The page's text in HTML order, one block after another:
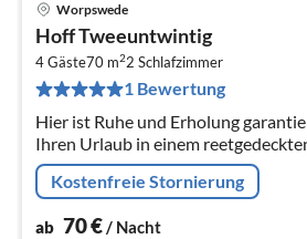
Worpswede
Hoff Tweeuntwintig
4 Gäste70 m22 Schlafzimmer
1 Bewertung
Hier ist Ruhe und Erholung garantiert! Sie
Ihren Urlaub in einem
gelegen inmitten eines grossen und
Naturgrundstücks, umg...
Kostenfreie Stornierung
ab 70€ / Nacht